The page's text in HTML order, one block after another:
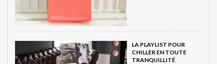
LA PLAYLIST POUR
CHILLER EN TOUTE
TRANQUILLITÉ